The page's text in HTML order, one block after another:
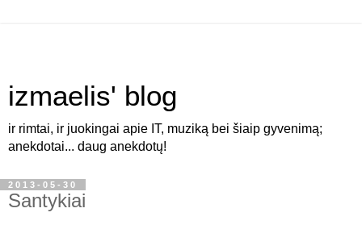
izmaelis' blog
ir rimtai, ir juokingai apie IT, muziką bei šiaip gyvenimą;
anekdotai... daug anekdotų!
2013-05-30
Santykiai